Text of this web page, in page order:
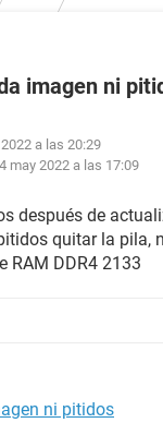
imagen ni
a las 20:29
may 2022 a las 17:09
después de
quitar la pila,
RAM DDR4 2133
ni pitidos